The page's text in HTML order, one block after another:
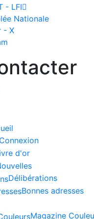
- LFI
Nationale
- X
Connexion
d'or
Délibérations
Bonnes adresses
Magazine